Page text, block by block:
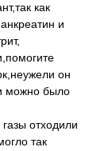
как
и
он
можно было
отходили
так